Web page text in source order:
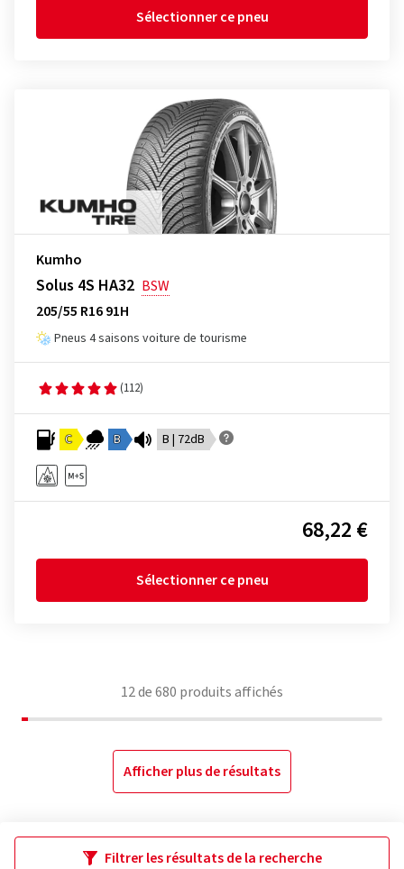
Sélectionner ce pneu
Kumho
Solus 4S HA32 BSW
205/55 R16 91H
Pneus 4 saisons voiture de tourisme
(112)
C B B | 72dB
68,22 €
Sélectionner ce pneu
12de680 produits affichés
Afficher plus de résultats
Filtrer les résultats de la recherche